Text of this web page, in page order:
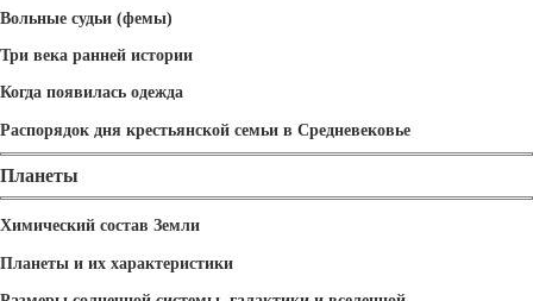
Вольные судьи (фемы)
Три века ранней истории
Когда появилась одежда
Распорядок дня крестьянской семьи в Средневековье
Планеты
Химический состав Земли
Планеты и их характеристики